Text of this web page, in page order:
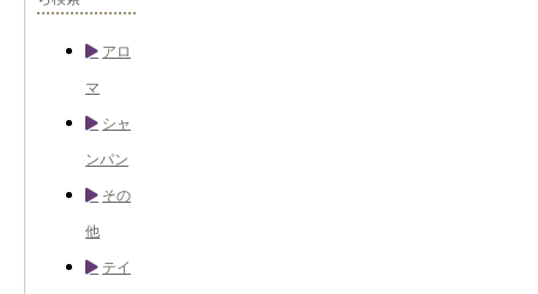
アロ
マ
シャ
ンパン
その
他
テイ